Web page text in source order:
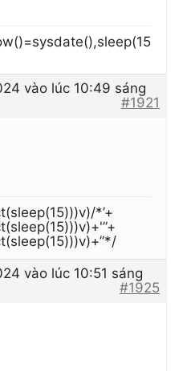
vào lúc 10:49 sáng
#1921
*’+
vào lúc 10:51 sáng
#1925